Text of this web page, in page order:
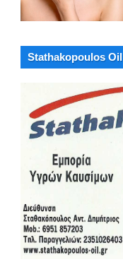
Stathakopoulos Oil